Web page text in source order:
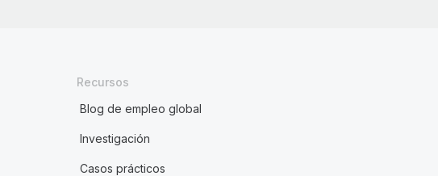
Recursos
Blog de empleo global
Investigación
Casos prácticos